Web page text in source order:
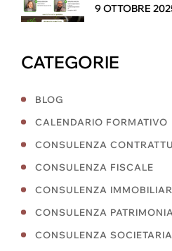
9 OTTOBRE
CATEGORIE
BLOG
CALENDARIO FORMATIVO
CONSULENZA
CONSULENZA FISCALE
CONSULENZA
CONSULENZA
CONSULENZA SOCIETARIA